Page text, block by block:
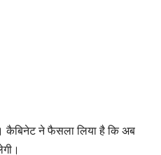
कैबिनेट ने फैसला लिया है कि अब